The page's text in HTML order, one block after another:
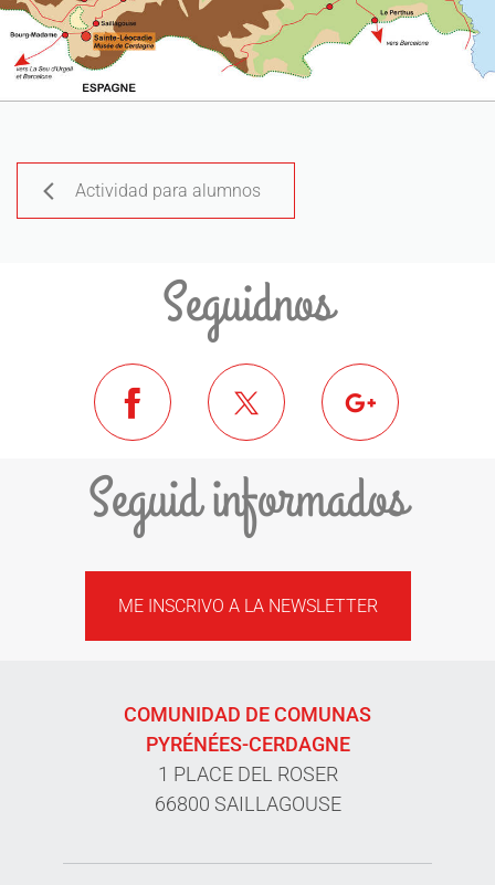
Actividad para alumnos
Seguidnos
Seguid informados
ME INSCRIVO A LA NEWSLETTER
COMUNIDAD DE COMUNAS
PYRÉNÉES-CERDAGNE
1 PLACE DEL ROSER
66800 SAILLAGOUSE